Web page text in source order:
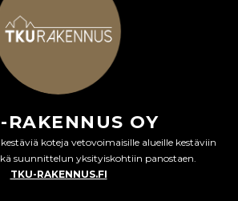
RAKENNUS OY
koteja vetovoimaisille alueille kestäviin
suunnittelun yksityiskohtiin panostaen.
TKU-RAKENNUS.FI